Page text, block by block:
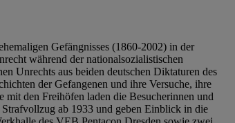
Gefängnisses (1860-2002) in der
während der nationalsozialistischen
Unrechts aus beiden deutschen Diktaturen des
der Gefangenen und ihre Versuche, ihre
mit den Freihöfen laden die Besucherinnen und
ab 1933 und geben Einblick in die